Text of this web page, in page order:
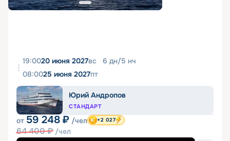
19:0020 июня 2027вс 6 дн/5 нч
08:0025 июня 2027пт
Юрий Андропов
СТАНДАРТ
от 59 248 ₽ /чел
64 400₽ /чел
+2 027